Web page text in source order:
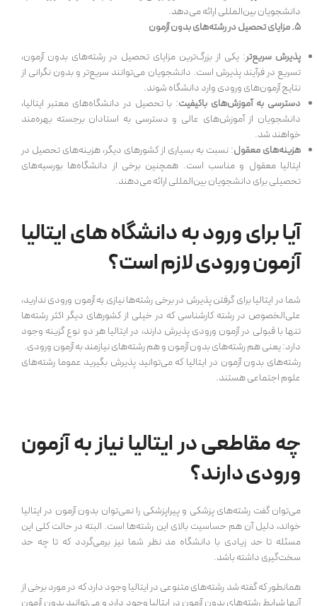
دانشجویان بین‌المللی ارائه می‌دهد.
۵. مزایای تحصیل در رشته‌های بدون آزمون
پذیرش سریع‌تر: یکی از بزرگ‌ترین مزایای تحصیل در رشته‌های بدون آزمون،
تسریع در فرآیند پذیرش است. دانشجویان می‌توانند سریع‌تر و بدون نگرانی از
نتایج آزمون‌های ورودی وارد دانشگاه شوند.
دسترسی به آموزش‌های باکیفیت: با تحصیل در دانشگاه‌های معتبر ایتالیا،
دانشجویان از آموزش‌های عالی و دسترسی به استادان برجسته بهره‌مند
خواهند شد.
هزینه‌های معقول: نسبت به بسیاری از کشورهای دیگر، هزینه‌های تحصیل در
ایتالیا معقول و مناسب است. همچنین برخی از دانشگاه‌ها بورسیه‌های
تحصیلی برای دانشجویان بین‌المللی ارائه می‌دهند.
آیا برای ورود به دانشگاه های ایتالیا
آزمون ورودی لازم است؟
شما در ایتالیا برای گرفتن پذیرش در برخی رشته‌ها نیازی به آزمون ورودی ندارید،
علی‌الخصوص در رشته کارشناسی که در خیلی از کشورهای دیگر اکثر رشته‌ها
تنها با قبولی در آزمون ورودی پذیرش دارند، در ایتالیا هر دو نوع گزینه وجود
دارد: یعنی هم رشته‌های بدون آزمون و هم رشته‌های نیازمند به آزمون ورودی.
رشته‌های بدون آزمون در ایتالیا که می‌توانید پذیرش بگیرید عموما رشته‌های
علوم اجتماعی هستند.
چه مقاطعی در ایتالیا نیاز به آزمون
ورودی دارند؟
می‌توان گفت رشته‌های پزشکی و پیراپزشکی را نمی‌توان بدون آزمون در ایتالیا
خواند، دلیل آن هم حساسیت بالای این رشته‌ها است. البته در حالت کلی این
مسئله تا حد زیادی با دانشگاه مد نظر شما نیز برمی‌گردد که تا چه حد
سخت‌گیری داشته باشد.
همانطور که گفته شد رشته‌‌های متنوعی در ایتالیا وجود دارد که در مورد برخی از